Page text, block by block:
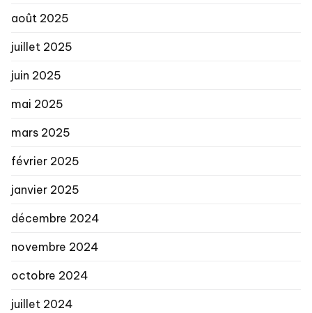
août 2025
juillet 2025
juin 2025
mai 2025
mars 2025
février 2025
janvier 2025
décembre 2024
novembre 2024
octobre 2024
juillet 2024